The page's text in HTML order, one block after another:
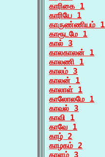
காரிகை 1
காரியே 1
காருண்ணியம் 1
காரூடமே 1
கால் 3
காலகாலன் 1
காலணி 1
காலம் 3
காலன் 1
காலாள் 1
காலோலமே 1
காவல் 3
காவி 1
காவே 1
காழ் 2
காழகம் 2
காளம் 3